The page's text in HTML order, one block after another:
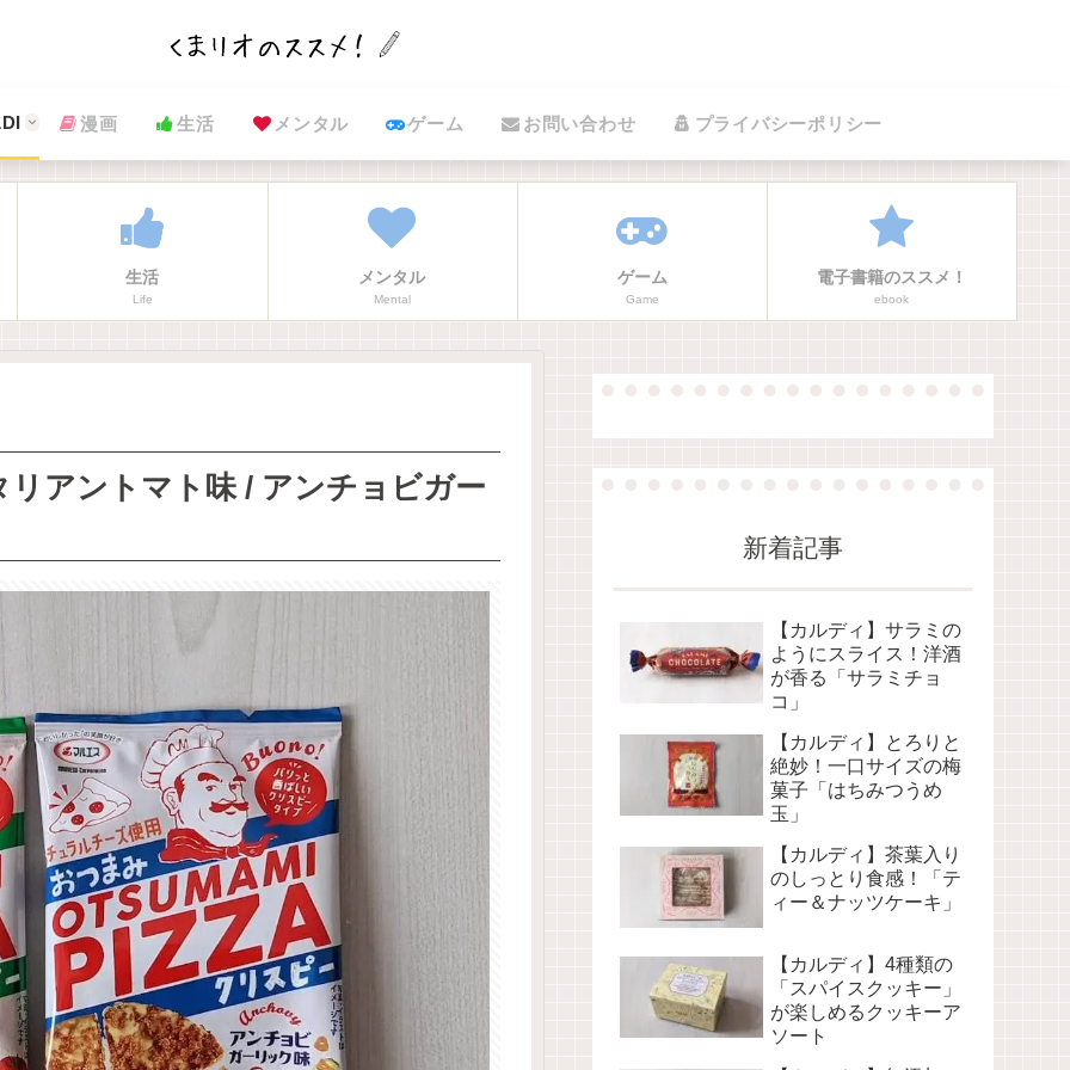
漫画 生活 メンタル ゲーム お問い合わせ プライバシーポリシー
生活
Life
メンタル
Mental
ゲーム
Game
電子書籍のススメ！
ebook
アントマト味 / アンチョビガー
新着記事
【カルディ】サラミの
ようにスライス！洋酒
が香る「サラミチョ
コ」
【カルディ】とろりと
絶妙！一口サイズの梅
菓子「はちみつうめ
玉」
【カルディ】茶葉入り
のしっとり食感！「テ
ィー＆ナッツケーキ」
【カルディ】4種類の
「スパイスクッキー」
が楽しめるクッキーア
ソート